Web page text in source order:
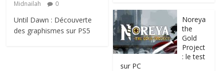
Midnailah
0
Until Dawn : Découverte
des graphismes sur PS5
Noreya
the
Gold
Project
: le test
sur PC